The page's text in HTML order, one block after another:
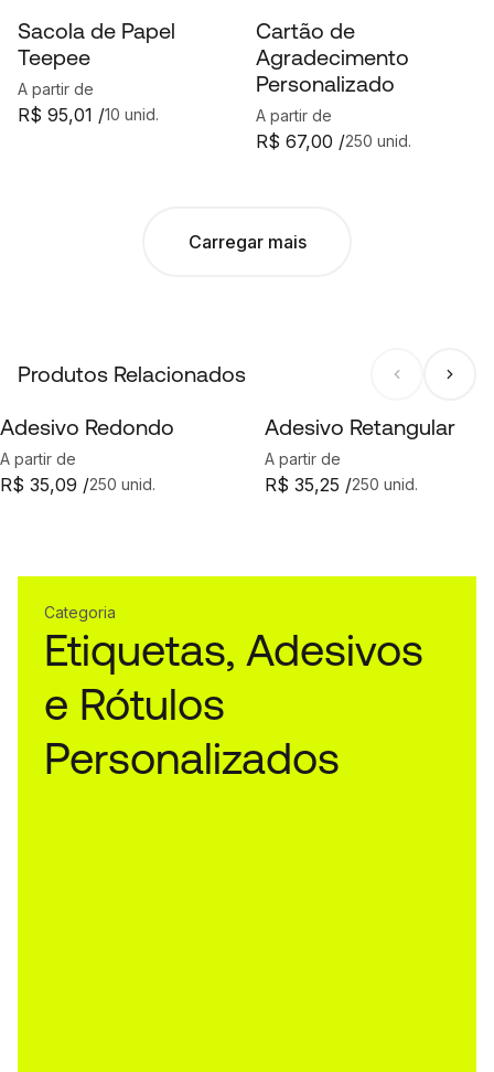
Sacola de Papel
Teepee
A partir de
10 unid.
R$ 95,01 /
Cartão de
Agradecimento
Personalizado
A partir de
250 unid.
R$ 67,00 /
Carregar mais
Produtos Relacionados
Adesivo Redondo
A partir de
250 unid.
R$ 35,09 /
Adesivo Retangular
A partir de
250 unid.
R$ 35,25 /
Categoria
Etiquetas, Adesivos
e Rótulos
Personalizados